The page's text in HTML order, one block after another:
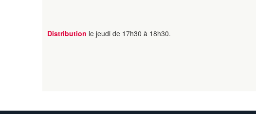
Distribution le jeudi de 17h30 à 18h30.